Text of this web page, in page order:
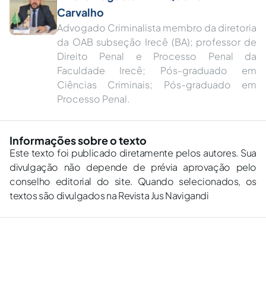
Carvalho
Advogado Criminalista membro da diretoria
da OAB subseção Irecê (BA); professor de
Direito Penal e Processo Penal da
Faculdade Irecê; Pós-graduado em
Ciências Criminais; Pós-graduado em
Processo Penal.
Informações sobre o texto
Este texto foi publicado diretamente pelos autores. Sua
divulgação não depende de prévia aprovação pelo
conselho editorial do site. Quando selecionados, os
textos são divulgados na Revista Jus Navigandi